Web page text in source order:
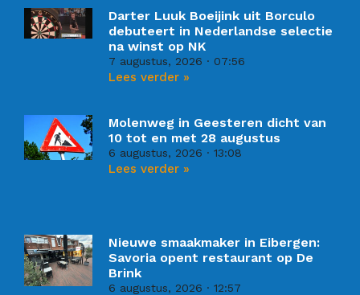
Darter Luuk Boeijink uit Borculo
debuteert in Nederlandse selectie
na winst op NK
7 augustus, 2026 07:56
Lees verder »
Molenweg in Geesteren dicht van
10 tot en met 28 augustus
6 augustus, 2026 13:08
Lees verder »
Nieuwe smaakmaker in Eibergen:
Savoria opent restaurant op De
Brink
6 augustus, 2026 12:57